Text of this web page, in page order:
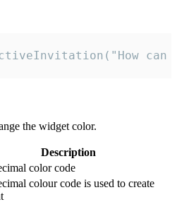
the widget color.
Description
color code
colour code is used to create